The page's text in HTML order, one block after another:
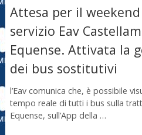
Attesa per il
servizio Eav
Equense. Attivata la
dei bus sostitutivi
l’Eav comunica che, è possibile
tempo reale di tutti i bus sulla
Equense, sull’App della …